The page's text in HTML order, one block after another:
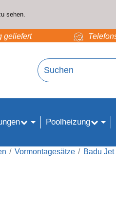
sehen.
geliefert
Poolheizung
Vormontagesätze Badu